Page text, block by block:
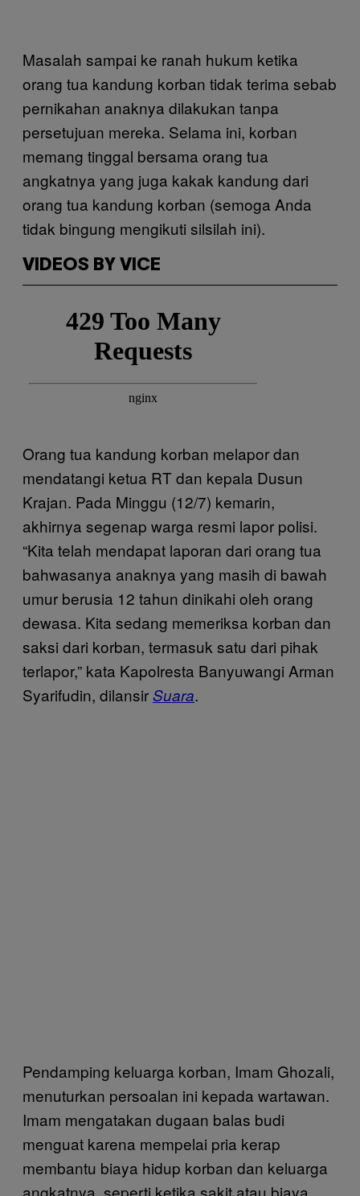
Masalah sampai ke ranah hukum ketika
orang tua kandung korban tidak terima sebab
pernikahan anaknya dilakukan tanpa
persetujuan mereka. Selama ini, korban
memang tinggal bersama orang tua
angkatnya yang juga kakak kandung dari
orang tua kandung korban (semoga Anda
tidak bingung mengikuti silsilah ini).
VIDEOS BY VICE
Orang tua kandung korban melapor dan
mendatangi ketua RT dan kepala Dusun
Krajan. Pada Minggu (12/7) kemarin,
akhirnya segenap warga resmi lapor polisi.
“Kita telah mendapat laporan dari orang tua
bahwasanya anaknya yang masih di bawah
umur berusia 12 tahun dinikahi oleh orang
dewasa. Kita sedang memeriksa korban dan
saksi dari korban, termasuk satu dari pihak
terlapor,” kata Kapolresta Banyuwangi Arman
Syarifudin, dilansirSuara.
Pendamping keluarga korban, Imam Ghozali,
menuturkan persoalan ini kepada wartawan.
Imam mengatakan dugaan balas budi
menguat karena mempelai pria kerap
membantu biaya hidup korban dan keluarga
angkatnya, seperti ketika sakit atau biaya